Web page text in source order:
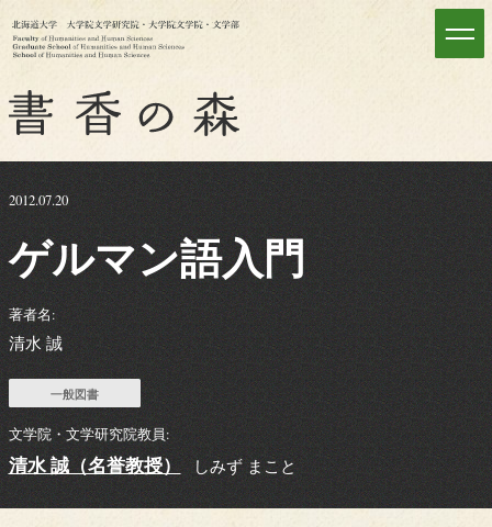
2012.07.20
ゲルマン語入門
著者名:
清水 誠
一般図書
文学院・文学研究院教員:
清水 誠（名誉教授） しみず まこと